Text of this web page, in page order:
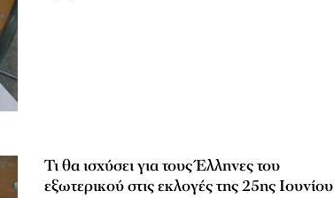
Τι θα ισχύσει για τους Έλληνες του
εξωτερικού στις εκλογές της 25ης Ιουνίου